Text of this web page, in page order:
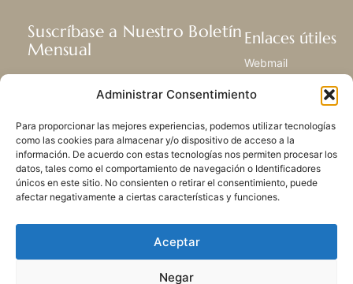
Administrar Consentimiento
Para proporcionar las mejores experiencias, podemos utilizar tecnologías
como las cookies para almacenar y/o dispositivo de acceso a la
información. De acuerdo con estas tecnologías nos permiten procesar los
datos, tales como el comportamiento de navegación o Identificadores
únicos en este sitio. No consienten o retirar el consentimiento, puede
afectar negativamente a ciertas características y funciones.
Aceptar
Negar
Suscríbase a Nuestro Boletín
Mensual
Recibir las últimas noticias acerca de
nuestra vida, la misión y ministerios de
SUSCRIBIRSE
Enlaces útiles
Webmail
Centro de Recursos
Mapa del sitio